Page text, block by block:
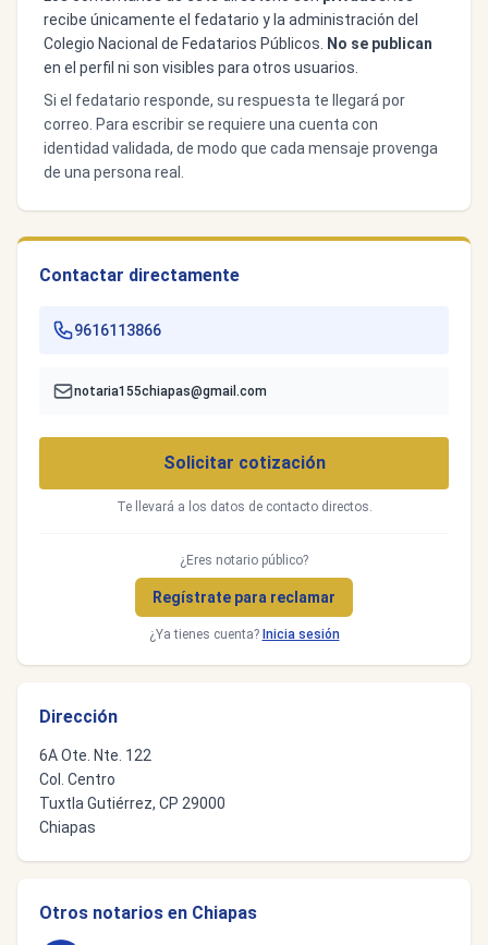
recibe únicamente el fedatario y la administración del
Colegio Nacional de Fedatarios Públicos.
No se publican
en el perfil ni son visibles para otros usuarios.
Si el fedatario responde, su respuesta te llegará por
correo. Para escribir se requiere una cuenta con
identidad validada, de modo que cada mensaje provenga
de una persona real.
Contactar directamente
9616113866
notaria155chiapas@gmail.com
Solicitar cotización
Te llevará a los datos de contacto directos.
¿Eres notario público?
Regístrate para reclamar
¿Ya tienes cuenta? Inicia sesión
Dirección
6A Ote. Nte. 122
Col. Centro
Tuxtla Gutiérrez, CP 29000
Chiapas
Otros notarios en Chiapas